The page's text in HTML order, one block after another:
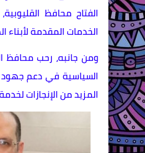
الفتاح محافظ
الخدمات المقدمة لأبناء
ومن جانبه، رحب محافظ
السياسية في دعم جهود
المزيد من الإنجازات